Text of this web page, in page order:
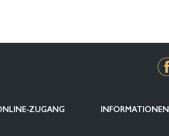
ZUGANG INFORMATIONEN